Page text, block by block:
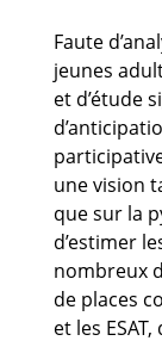
Faute
jeunes
et d’étude
une vision
que sur la
d’estimer
nombreux
de places
et les